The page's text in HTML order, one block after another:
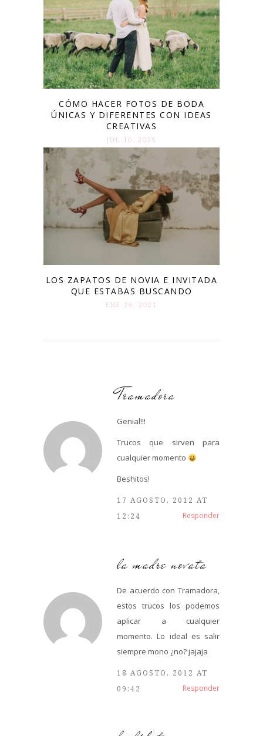
CÓMO HACER FOTOS DE BODA
ÚNICAS Y DIFERENTES CON IDEAS
CREATIVAS
JUL 10. 2025
LOS ZAPATOS DE NOVIA E INVITADA
QUE ESTABAS BUSCANDO
ENE 26. 2021
Tramadora
Genial!!!
Trucos que sirven para
cualquier momento
Beshitos!
17 AGOSTO, 2012 AT
12:24
Responder
la madre novata
De acuerdo con Tramadora,
estos trucos los podemos
aplicar a cualquier
momento. Lo ideal es salir
siempre mono ¿no? jajaja
18 AGOSTO, 2012 AT
09:42
Responder